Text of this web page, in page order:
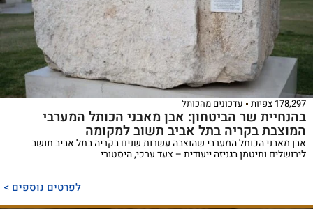
178,297 צפיות עדכונים מהכותל
בהנחיית שר הביטחון: אבן מאבני הכותל המערבי
המוצבת בקריה בתל אביב תשוב למקומה
אבן מאבני הכותל המערבי שהוצבה עשרות שנים בקריה בתל אביב תושב
לירושלים ותיטמן בגניזה ייעודית – צעד ערכי, היסטורי
לפרטים נוספים >